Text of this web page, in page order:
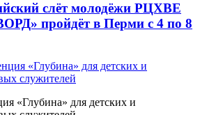
слёт молодёжи РЦХВЕ
пройдёт в Перми с 4 по 8
«Глубина» для детских и